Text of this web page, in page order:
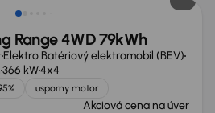
Range 4WD 79kWh
Elektro Batériový elektromobil (BEV)
366 kW4x4
usporny motor
Akciová cena na úver